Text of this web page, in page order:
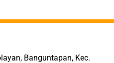
Banguntapan, Kec.